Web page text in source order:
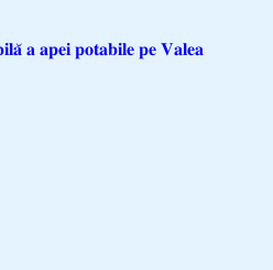
𝐚 𝐚𝐩𝐞𝐢 𝐩𝐨𝐭𝐚𝐛𝐢𝐥𝐞 𝐩𝐞 𝐕𝐚𝐥𝐞𝐚